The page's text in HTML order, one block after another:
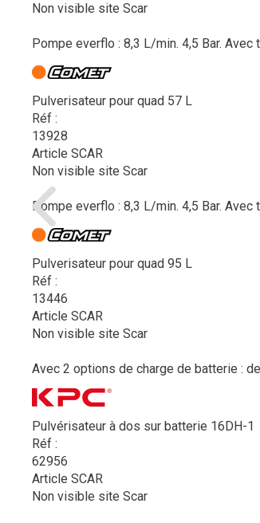
Non visible site Scar
Pompe everflo : 8,3 L/min. 4,5 Bar. Avec
Pulverisateur pour quad 57 L
Réf :
13928
Article SCAR
Non visible site Scar
Pompe everflo : 8,3 L/min. 4,5 Bar. Avec
Pulverisateur pour quad 95 L
Réf :
13446
Article SCAR
Non visible site Scar
Avec 2 options de charge de batterie :
Pulvérisateur à dos sur batterie 16DH-1
Réf :
62956
Article SCAR
Non visible site Scar